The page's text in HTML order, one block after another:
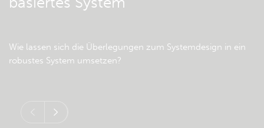
Wie lassen sich die Überlegungen zum Systemdesign in ein
robustes System umsetzen?